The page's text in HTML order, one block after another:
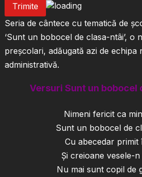
Trimite
Seria de cântece cu tematică de
‘Sunt un bobocel de clasa-ntâi’, o
preșcolari, adăugată azi de echipa
administrativă.
Versuri Sunt un bobocel
Nimeni fericit ca
Sunt un bobocel de
Cu abecedar primit
Și creioane vesele-
Nu mai sunt copil de